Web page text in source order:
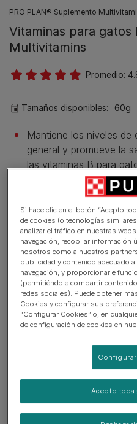
PRO PLAN® Suplemento
Vitaminas para gatos
Multivitamins
Promedio:
Tamaños disponibles: 60g
Mantiene los niveles de
general y promueve la
las vitaminas B para
Nuestra mezcla ha sido
y nutricionistas de
diseñada para ayudar a
energía.
PRO PLAN®: Confía en
suplemento de
consumo diario.
El aporte
vitalidad durante una
factores de estrés
cambio de hábitos) y la
Ver más
Si hace clic en el botón “Acepto
de cookies (o tecnologías
analizar el tráfico en nuestras
navegación, recopilar información
nosotros como a nuestros
publicidad y contenido adecuado
navegación, y proporcionarle
(permitiéndole compartir
redes sociales). Puede obtener
Cookies y configurar sus
“Configurar Cookies” o, en
de configuración de cookies en
Acepto